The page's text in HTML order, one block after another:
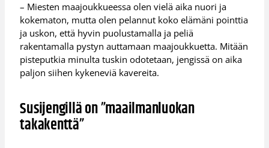
– Miesten maajoukkueessa olen vielä aika nuori ja
kokematon, mutta olen pelannut koko elämäni pointtia
ja uskon, että hyvin puolustamalla ja peliä
rakentamalla pystyn auttamaan maajoukkuetta. Mitään
pisteputkia minulta tuskin odotetaan, jengissä on aika
paljon siihen kykeneviä kavereita.
Susijengillä on ”maailmanluokan
takakenttä”